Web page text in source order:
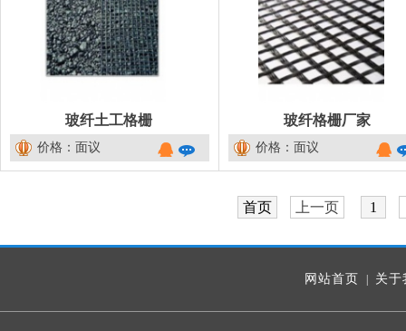
玻纤土工格栅
价格：面议
玻纤格栅厂家
价格：面议
首页 上一页 1
网站首页 关于